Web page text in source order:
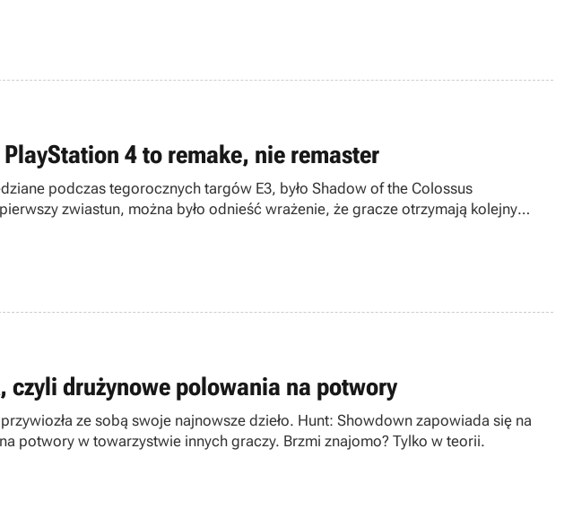
4 to remake, nie remaster
podczas tegorocznych targów E3, było Shadow of the Colossus
zwiastun, można było odnieść wrażenie, że gracze otrzymają kolejny
okazuje – nic bardziej mylnego.
czyli drużynowe polowania na potwory
ze sobą swoje najnowsze dzieło. Hunt: Showdown zapowiada się na
potwory w towarzystwie innych graczy. Brzmi znajomo? Tylko w teorii.